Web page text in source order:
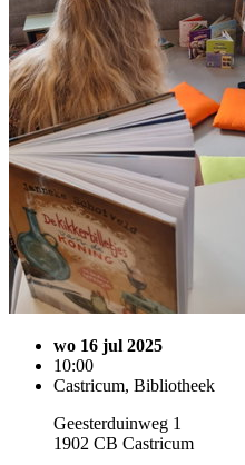
wo 16 jul 2025
10:00
Castricum, Bibliotheek
Geesterduinweg 1
1902 CB Castricum